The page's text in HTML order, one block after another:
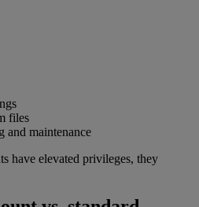
files
and maintenance
have elevated privileges, they